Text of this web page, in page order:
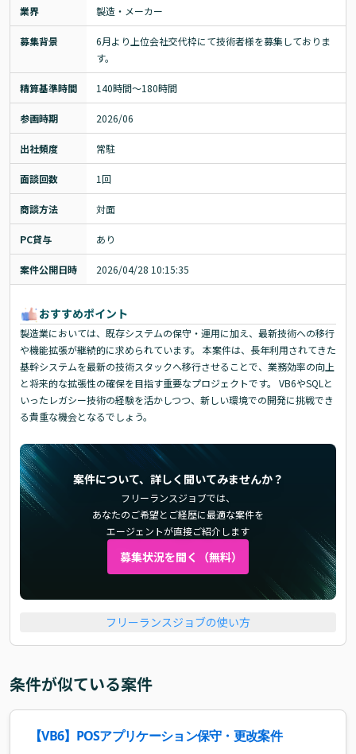
業界 製造・メーカー
募集背景
6月より上位会社交代枠にて技術者様を募集しておりま
す。
精算基準時間 140時間〜180時間
参画時期 2026/06
出社頻度 常駐
面談回数 1回
商談方法 対面
PC貸与 あり
案件公開日時 2026/04/28 10:15:35
おすすめポイント
製造業においては、既存システムの保守・運用に加え、最新技術への移行
や機能拡張が継続的に求められています。 本案件は、長年利用されてきた
基幹システムを最新の技術スタックへ移行させることで、業務効率の向上
と将来的な拡張性の確保を目指す重要なプロジェクトです。 VB6やSQLと
いったレガシー技術の経験を活かしつつ、新しい環境での開発に挑戦でき
る貴重な機会となるでしょう。
案件について、詳しく聞いてみませんか？
フリーランスジョブでは、
あなたのご希望とご経歴に最適な案件を
エージェントが直接ご紹介します
募集状況を聞く（無料）
フリーランスジョブの使い方
条件が似ている案件
【VB6】POSアプリケーション保守・更改案件